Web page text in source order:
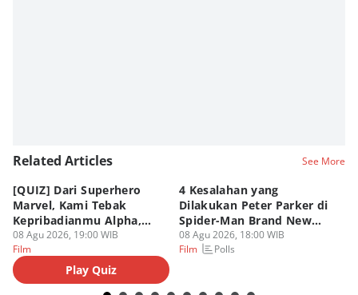
Related Articles See More
[QUIZ] Dari Superhero
Marvel, Kami Tebak
Kepribadianmu Alpha,
Beta, atau Omega
08 Agu 2026, 19:00 WIB
Film
Play Quiz
4 Kesalahan yang
Dilakukan Peter Parker di
Spider-Man Brand New
Day
08 Agu 2026, 18:00 WIB
Film
Polls